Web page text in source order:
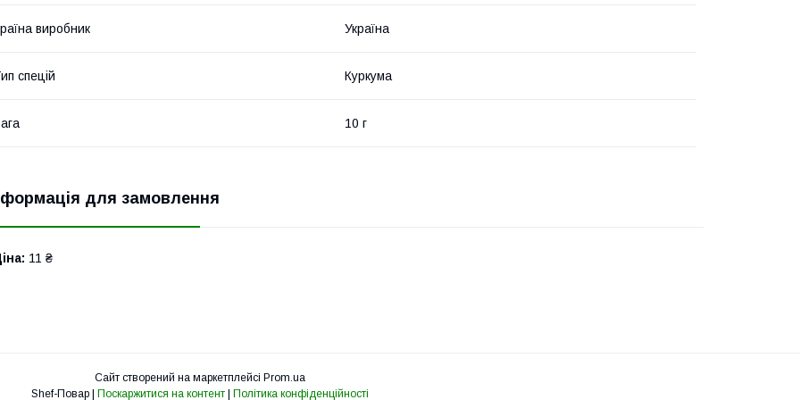
виробник Україна
спецій Куркума
10 г
для замовлення
11 ₴
Сайт створений на маркетплейсі Prom.ua
Shef-Повар | Поскаржитися на контент | Політика конфіденційності